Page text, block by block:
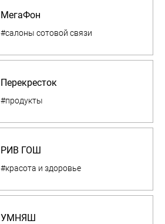
МегаФон
#салоны сотовой связи
Перекресток
#продукты
РИВ ГОШ
#красота и здоровье
УМНЯШ